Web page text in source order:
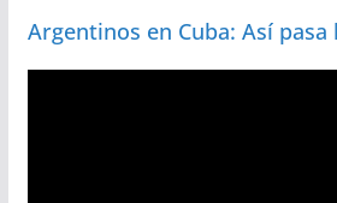
Argentinos en Cuba: Así pasa